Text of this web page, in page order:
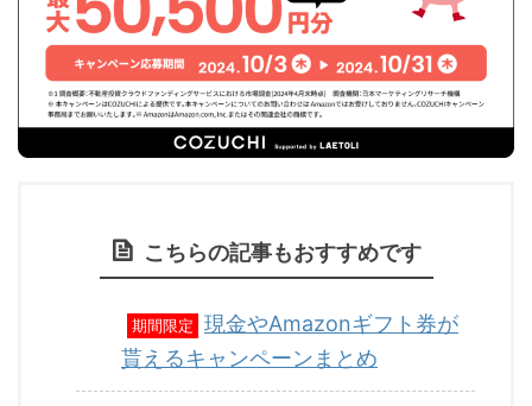
こちらの記事もおすすめです
期間限定
現金やAmazonギフト券が
貰えるキャンペーンまとめ